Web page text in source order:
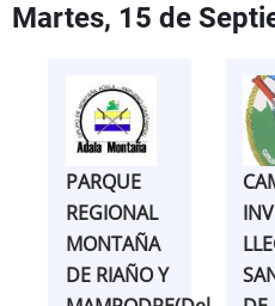
Martes, 15 de
PARQUE
REGIONAL
MONTAÑA
DE RIAÑO Y